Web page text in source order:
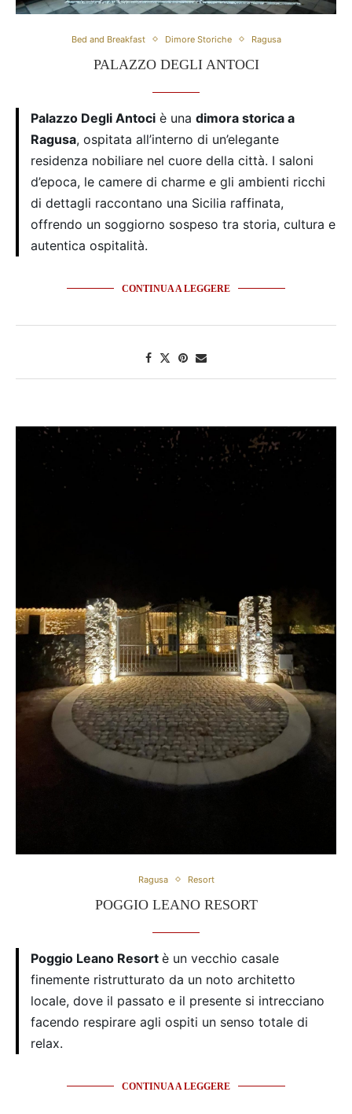
Bed and Breakfast Dimore Storiche Ragusa
PALAZZO DEGLI ANTOCI
Palazzo Degli Antoci è una dimora storica a
Ragusa, ospitata all’interno di un’elegante
residenza nobiliare nel cuore della città. I saloni
d’epoca, le camere di charme e gli ambienti ricchi
di dettagli raccontano una Sicilia raffinata,
offrendo un soggiorno sospeso tra storia, cultura e
autentica ospitalità.
CONTINUA A LEGGERE
Ragusa Resort
POGGIO LEANO RESORT
Poggio Leano Resort è un vecchio casale
finemente ristrutturato da un noto architetto
locale, dove il passato e il presente si intrecciano
facendo respirare agli ospiti un senso totale di
relax.
CONTINUA A LEGGERE